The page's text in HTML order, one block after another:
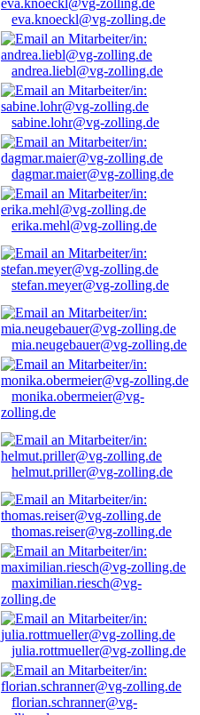
eva.knoeckl@vg-zolling.de
andrea.liebl@vg-zolling.de
sabine.lohr@vg-zolling.de
dagmar.maier@vg-zolling.de
erika.mehl@vg-zolling.de
stefan.meyer@vg-zolling.de
mia.neugebauer@vg-zolling.de
monika.obermeier@vg-
zolling.de
helmut.priller@vg-zolling.de
thomas.reiser@vg-zolling.de
maximilian.riesch@vg-
zolling.de
julia.rottmueller@vg-zolling.de
florian.schranner@vg-